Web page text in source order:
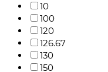
10
100
120
126.67
130
150